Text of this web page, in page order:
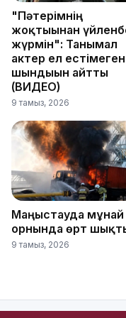
"Пәтерімнің
жоқтығынан
жүрмін": Танымал
актер ел естімеген
шындығын айтты
(ВИДЕО)
9 тамыз, 2026
Маңғыстауда мұнай
орнында өрт
9 тамыз, 2026